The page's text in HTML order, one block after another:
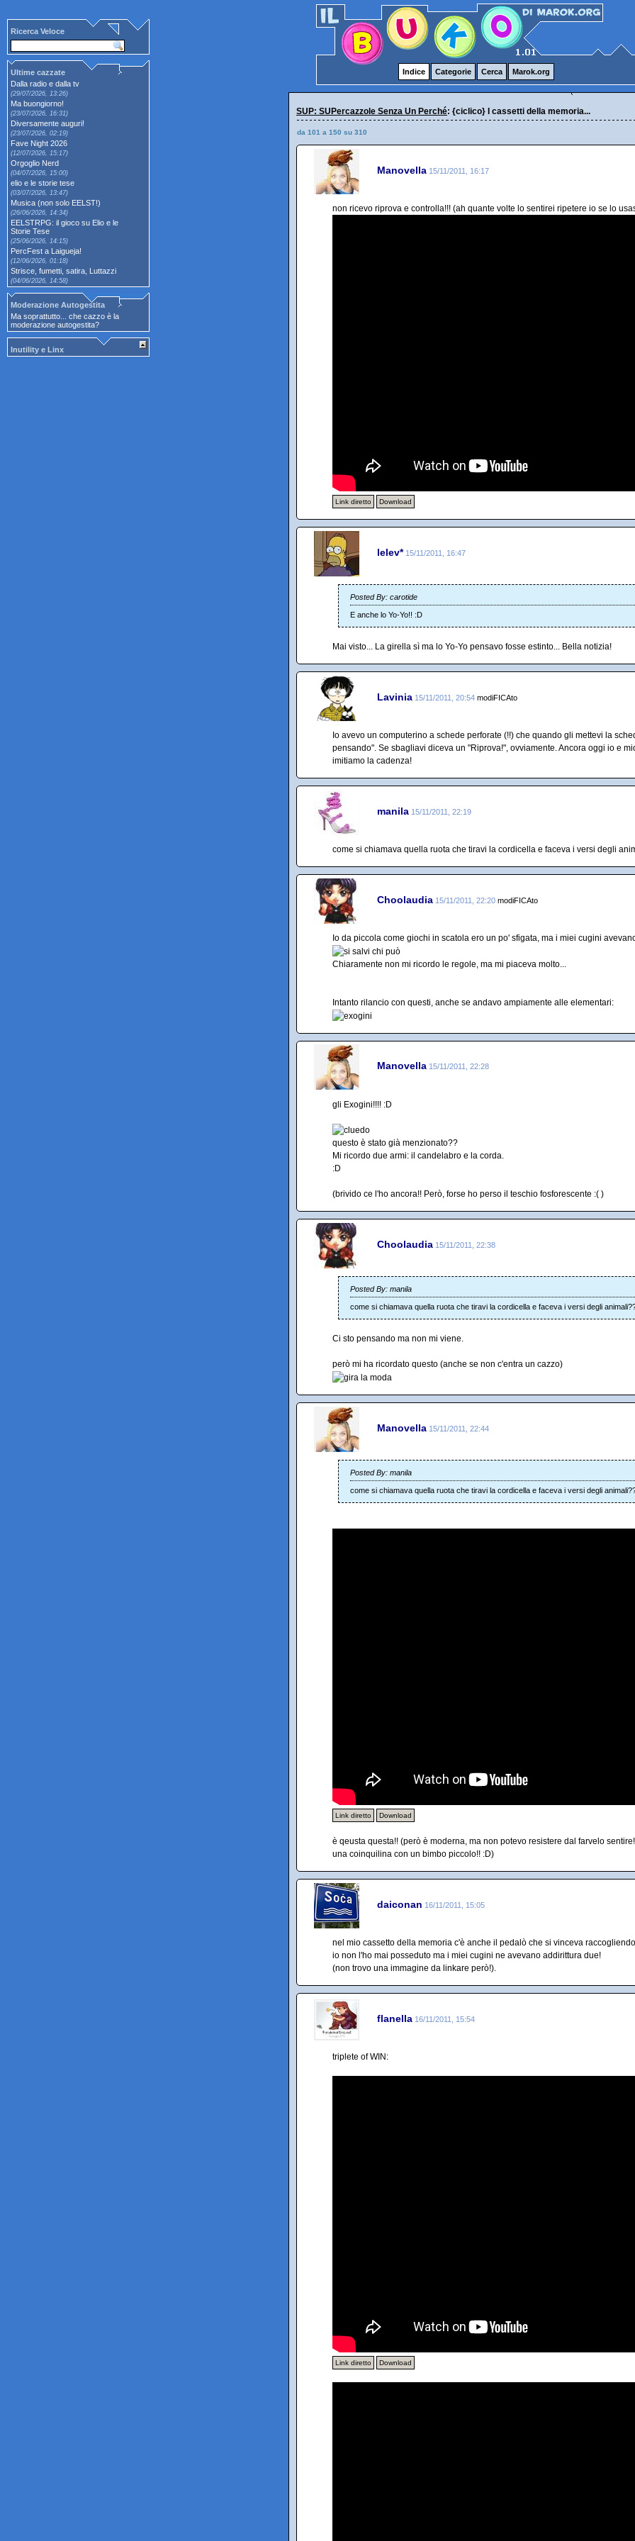
Indice Categorie Cerca Marok.org
Ricerca Veloce
Ultime cazzate
Dalla radio e dalla tv
(29/07/2026, 13:26)
Ma buongiorno!
(23/07/2026, 16:31)
Diversamente auguri!
(23/07/2026, 02:19)
Fave Night 2026
(12/07/2026, 15:17)
Orgoglio Nerd
(04/07/2026, 15:00)
elio e le storie tese
(03/07/2026, 13:47)
Musica (non solo EELST!)
(26/06/2026, 14:34)
EELSTRPG: il gioco su Elio e le
Storie Tese
(25/06/2026, 14:15)
PercFest a Laigueja!
(12/06/2026, 01:18)
Strisce, fumetti, satira, Luttazzi
(04/06/2026, 14:58)
Moderazione Autogestita
Ma soprattutto... che cazzo è la
moderazione autogestita?
Inutility e Linx
SUP: SUPercazzole Senza Un Perché: {ciclico} I cassetti della memoria...
da 101 a 150 su 310
Manovella 15/11/2011, 16:17
non ricevo riprova e controlla!!! (ah quante volte lo sentirei ripetere io se lo
Link diretto Download
lelev* 15/11/2011, 16:47
Posted By: carotide
E anche lo Yo-Yo!! :D
Mai visto... La girella sì ma lo Yo-Yo pensavo fosse estinto... Bella notizia!
Lavinia 15/11/2011, 20:54 modiFICAto
Io avevo un computerino a schede perforate (!!) che quando gli mettevi la
pensando". Se sbagliavi diceva un "Riprova!", ovviamente. Ancora oggi io e
imitiamo la cadenza!
manila 15/11/2011, 22:19
come si chiamava quella ruota che tiravi la cordicella e faceva i versi degli
Choolaudia 15/11/2011, 22:20 modiFICAto
Io da piccola come giochi in scatola ero un po' sfigata, ma i miei cugini
Chiaramente non mi ricordo le regole, ma mi piaceva molto...
Intanto rilancio con questi, anche se andavo ampiamente alle elementari:
Manovella 15/11/2011, 22:28
gli Exogini!!!! :D
questo è stato già menzionato??
Mi ricordo due armi: il candelabro e la corda.
:D
(brivido ce l'ho ancora!! Però, forse ho perso il teschio fosforescente :( )
Choolaudia 15/11/2011, 22:38
Posted By: manila
come si chiamava quella ruota che tiravi la cordicella e faceva i versi degli
Ci sto pensando ma non mi viene.
però mi ha ricordato questo (anche se non c'entra un cazzo)
Manovella 15/11/2011, 22:44
Posted By: manila
come si chiamava quella ruota che tiravi la cordicella e faceva i versi degli
Link diretto Download
è qeusta questa!! (però è moderna, ma non potevo resistere dal farvelo
una coinquilina con un bimbo piccolo!! :D)
daiconan 16/11/2011, 15:05
nel mio cassetto della memoria c'è anche il pedalò che si vinceva
io non l'ho mai posseduto ma i miei cugini ne avevano addirittura due!
(non trovo una immagine da linkare però!).
flanella 16/11/2011, 15:54
triplete of WIN:
Link diretto Download